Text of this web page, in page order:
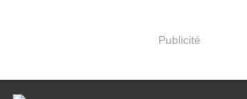
Publicité